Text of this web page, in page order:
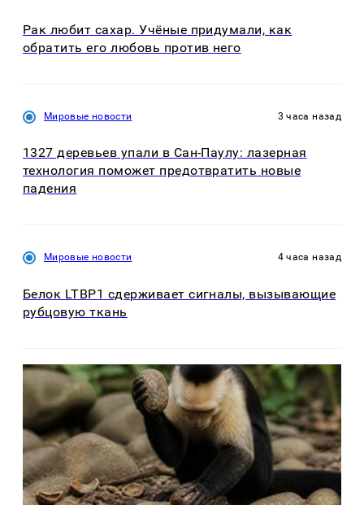
Рак любит сахар. Учёные придумали, как
обратить его любовь против него
Мировые новости 3 часа назад
1327 деревьев упали в Сан-Паулу: лазерная
технология поможет предотвратить новые
падения
Мировые новости 4 часа назад
Белок LTBP1 сдерживает сигналы, вызывающие
рубцовую ткань